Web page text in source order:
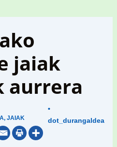
jaiak
aurrera
,JAIAK
•
dot_durangaldea